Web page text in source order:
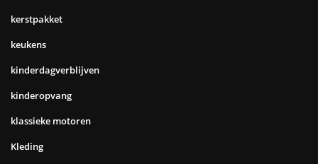
kerstpakket
keukens
kinderdagverblijven
kinderopvang
klassieke motoren
Kleding